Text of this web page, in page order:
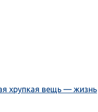
хрупкая вещь — жизнь